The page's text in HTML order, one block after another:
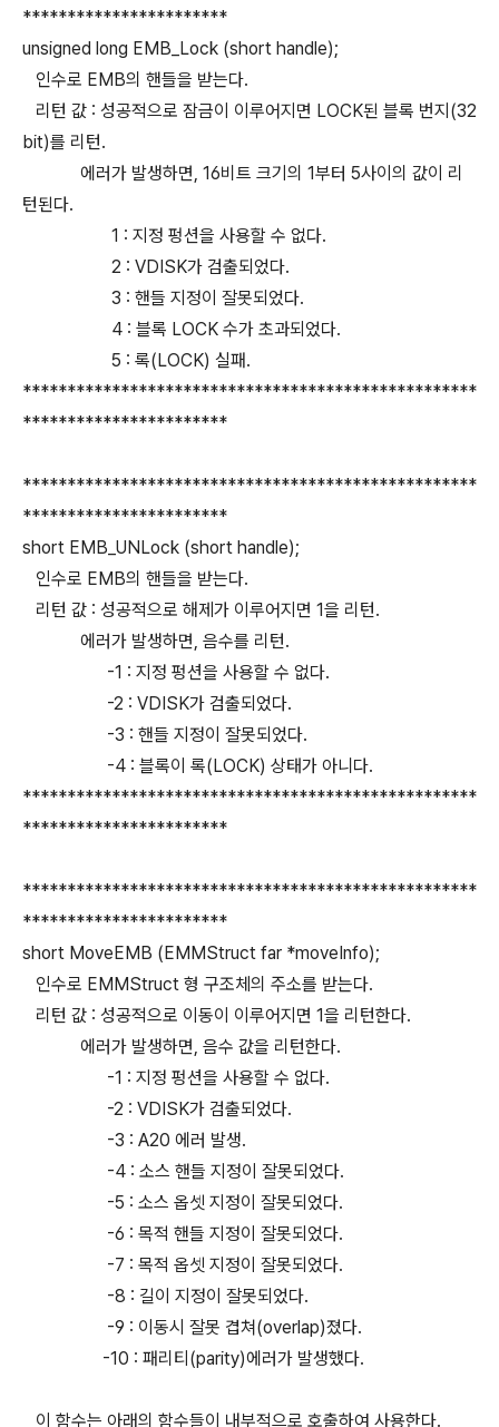
***********************
unsigned long EMB_Lock (short handle);
인수로 EMB의 핸들을 받는다.
리턴 값 : 성공적으로 잠금이 이루어지면 LOCK된 블록 번지(32
bit)를 리턴.
에러가 발생하면, 16비트 크기의 1부터 5사이의 값이 리
턴된다.
1 : 지정 펑션을 사용할 수 없다.
2 : VDISK가 검출되었다.
3 : 핸들 지정이 잘못되었다.
4 : 블록 LOCK 수가 초과되었다.
5 : 록(LOCK) 실패.
***************************************************
***********************
***************************************************
***********************
short EMB_UNLock (short handle);
인수로 EMB의 핸들을 받는다.
리턴 값 : 성공적으로 해제가 이루어지면 1을 리턴.
에러가 발생하면, 음수를 리턴.
-1 : 지정 펑션을 사용할 수 없다.
-2 : VDISK가 검출되었다.
-3 : 핸들 지정이 잘못되었다.
-4 : 블록이 록(LOCK) 상태가 아니다.
***************************************************
***********************
***************************************************
***********************
short MoveEMB (EMMStruct far *moveInfo);
인수로 EMMStruct 형 구조체의 주소를 받는다.
리턴 값 : 성공적으로 이동이 이루어지면 1을 리턴한다.
에러가 발생하면, 음수 값을 리턴한다.
-1 : 지정 펑션을 사용할 수 없다.
-2 : VDISK가 검출되었다.
-3 : A20 에러 발생.
-4 : 소스 핸들 지정이 잘못되었다.
-5 : 소스 옵셋 지정이 잘못되었다.
-6 : 목적 핸들 지정이 잘못되었다.
-7 : 목적 옵셋 지정이 잘못되었다.
-8 : 길이 지정이 잘못되었다.
-9 : 이동시 잘못 겹쳐(overlap)졌다.
-10 : 패리티(parity)에러가 발생했다.
이 함수는 아래의 함수들이 내부적으로 호출하여 사용한다.